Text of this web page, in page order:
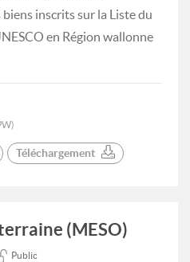
inscrits sur la Liste du
en Région wallonne
Téléchargement
(MESO)
Public